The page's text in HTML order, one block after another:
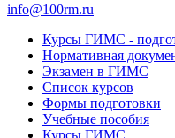
info@100rm.ru
Курсы ГИМС -
Нормативная
Экзамен в ГИМС
Список курсов
Формы подготовки
Учебные пособия
Курсы ГИМС